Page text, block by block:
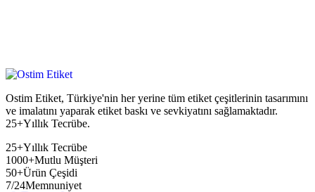
Ostim Etiket, Türkiye'nin her yerine tüm etiket çeşitlerinin tasarımını
ve imalatını yaparak etiket baskı ve sevkiyatını sağlamaktadır.
25+Yıllık Tecrübe.
25+Yıllık Tecrübe
1000+Mutlu Müşteri
50+Ürün Çeşidi
7/24Memnuniyet